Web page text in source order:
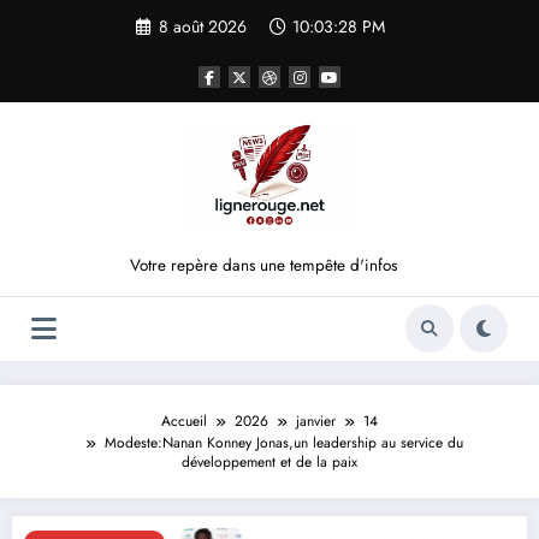
8 août 2026 10:03:29 PM
Votre repère dans une tempête d'infos
Accueil 2026 janvier
14
Modeste:Nanan Konney Jonas,un leadership au service du
développement et de la paix